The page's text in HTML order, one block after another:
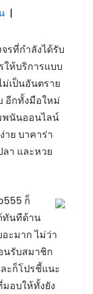
|
รที่กำลังได้รับ
ให้บริการแบบ
ม่เป็นอันตราย
อีกทั้งมือใหม่
พนันออนไลน์
าย บาคาร่า
า และหวย
ก็
ทันทีด้าน
ะมาก ไม่ว่า
นรับสมาชิก
ะก็โปรชี้แนะ
อบให้ทั้งยัง